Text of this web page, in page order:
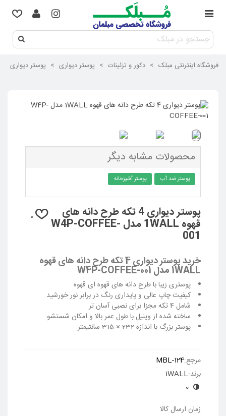
فروشگاه اینترنتی مبلک > دکور و تزئینات > پوستر دیواری > پوستر دیواری 4 تکه طرح دانه های قهوه 1WALL مدل W4P-COFFEE-001
محصولات مشابه دیگر
پوستر ضد آب پوستر آشپزخانه
پوستر دیواری 4 تکه طرح دانه های
قهوه 1WALL مدل W4P-COFFEE-
001
0
خرید پوستر دیواری 4 تکه طرح دانه های قهوه
1WALL مدل W4P-COFFEE-001
پوستری زیبا با طرح دانه های قهوه ای قهوه
کیفیت چاپ عالی و پایداری رنگ در برابر نور خورشید
شامل 4 تکه مجزا برای نصبی آسان تر
ساخته شده از وینیل با طول عمر بالا و امکان شستشو
پوستر بزرگ با اندازه 232 × 315 سانتیمتر
مرجع:MBL-124
برند:1WALL
0
زمان ارسال کالا